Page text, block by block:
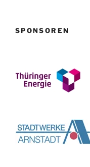
SPONSOREN